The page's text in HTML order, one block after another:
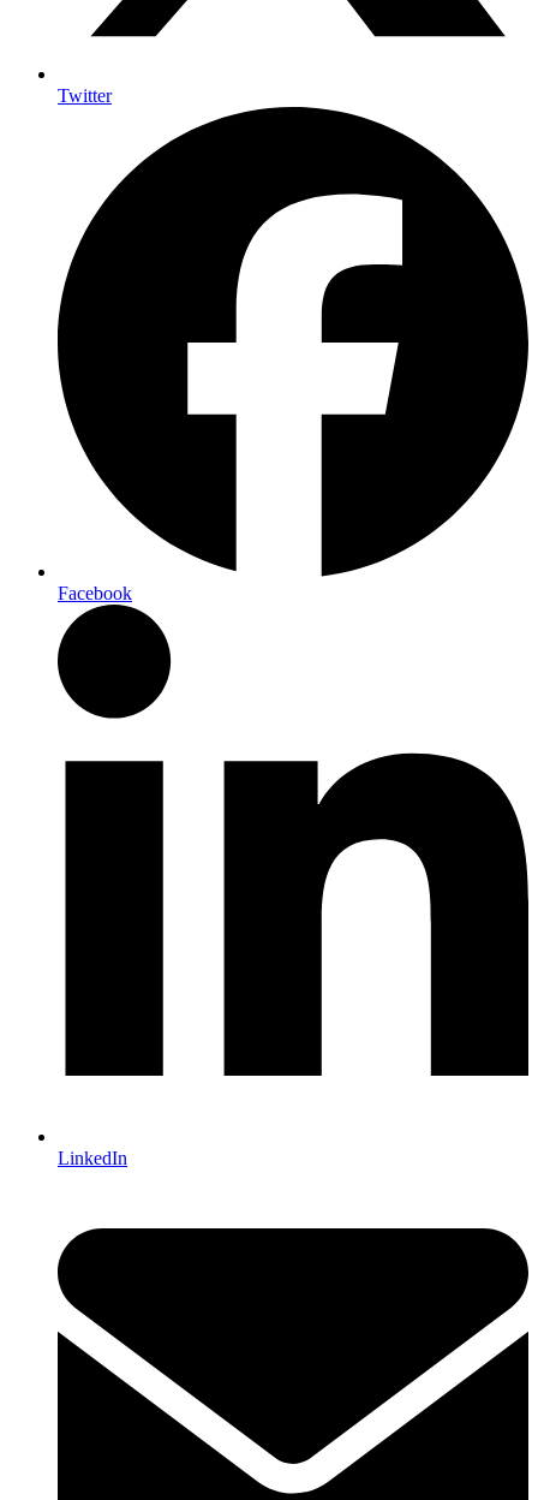
Twitter
Facebook
LinkedIn